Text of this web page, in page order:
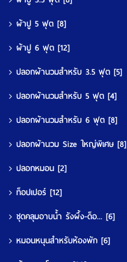
ผ้าปู 5 ฟุต [8]
ผ้าปู 6 ฟุต [12]
ปลอกผ้านวมสำหรับ 3.5 ฟุต [5]
ปลอกผ้านวมสำหรับ 5 ฟุต [4]
ปลอกผ้านวมสำหรับ 6 ฟุต [8]
ปลอกผ้านวม Size ใหญ่พิเศษ [8]
ปลอกหมอน [2]
ท็อปเปอร์ [12]
ชุดคลุมอาบน้ำ รังผึ้ง-ด็อ... [6]
หมอนหนุนสำหรับห้องพัก [6]